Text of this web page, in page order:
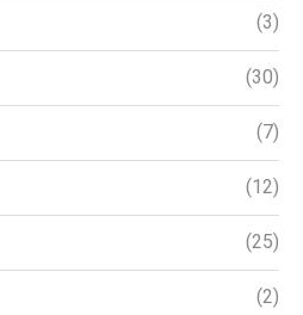
(3)
(30)
(7)
(12)
(25)
(2)